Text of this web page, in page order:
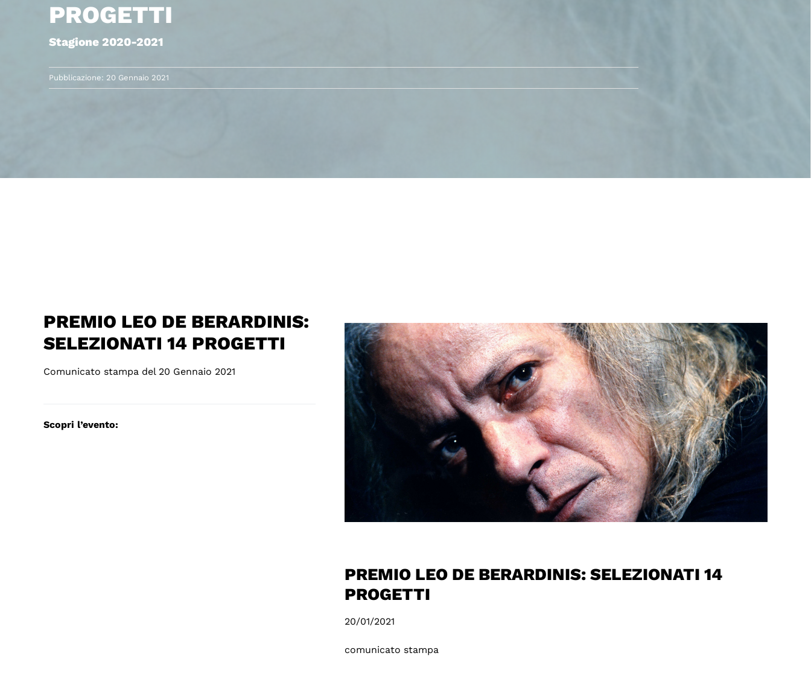
PROGETTI
Stagione 2020-2021
Pubblicazione: 20 Gennaio 2021
PREMIO LEO DE BERARDINIS:
SELEZIONATI 14 PROGETTI
Comunicato stampa del 20 Gennaio 2021
Scopri l’evento:
PREMIO LEO DE BERARDINIS: SELEZIONATI 14
PROGETTI
20/01/2021
comunicato stampa